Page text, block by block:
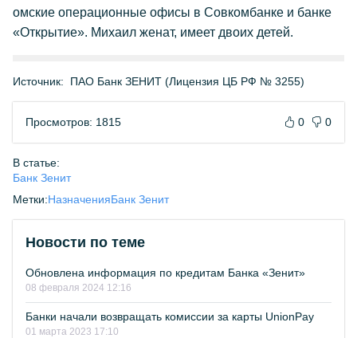
омские операционные офисы в Совкомбанке и банке
«Открытие». Михаил женат, имеет двоих детей.
Источник: ПАО Банк ЗЕНИТ (Лицензия ЦБ РФ № 3255)
Просмотров: 1815 0 0
В статье:
Банк Зенит
Метки:НазначенияБанк Зенит
Новости по теме
Обновлена информация по кредитам Банка «Зенит»
08 февраля 2024 12:16
Банки начали возвращать комиссии за карты UnionPay
01 марта 2023 17:10